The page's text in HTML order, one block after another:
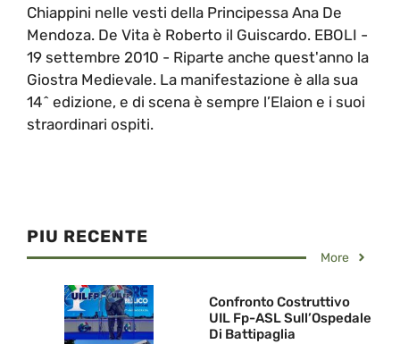
Chiappini nelle vesti della Principessa Ana De
Mendoza. De Vita è Roberto il Guiscardo. EBOLI -
19 settembre 2010 - Riparte anche quest'anno la
Giostra Medievale. La manifestazione è alla sua
14^ edizione, e di scena è sempre l’Elaion e i suoi
straordinari ospiti.
PIU RECENTE
More
Confronto Costruttivo
UIL Fp-ASL Sull’Ospedale
Di Battipaglia